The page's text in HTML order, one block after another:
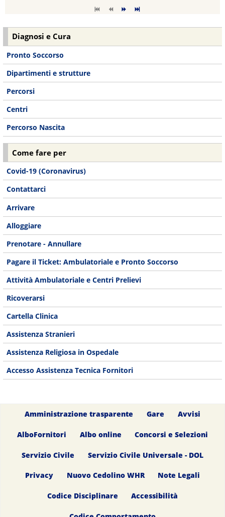
Diagnosi e Cura
Pronto Soccorso
Dipartimenti e strutture
Percorsi
Centri
Percorso Nascita
Come fare per
Covid-19 (Coronavirus)
Contattarci
Arrivare
Alloggiare
Prenotare - Annullare
Pagare il Ticket: Ambulatoriale e Pronto Soccorso
Attività Ambulatoriale e Centri Prelievi
Ricoverarsi
Cartella Clinica
Assistenza Stranieri
Assistenza Religiosa in Ospedale
Accesso Assistenza Tecnica Fornitori
Amministrazione trasparente Gare Avvisi
AlboFornitori Albo online Concorsi e Selezioni
Servizio Civile Servizio Civile Universale - DOL
Privacy Nuovo Cedolino WHR Note Legali
Codice Disciplinare Accessibilità